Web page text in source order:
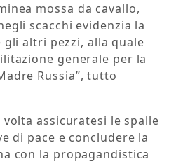
mossa da cavallo,
scacchi evidenzia la
gli altri pezzi, alla quale
generale per la
Russia”, tutto
assicuratesi le spalle
di pace e concludere la
con la propagandistica